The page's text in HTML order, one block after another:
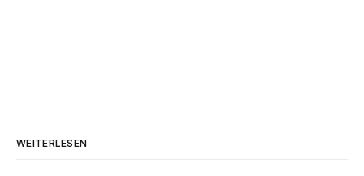
WEITERLESEN